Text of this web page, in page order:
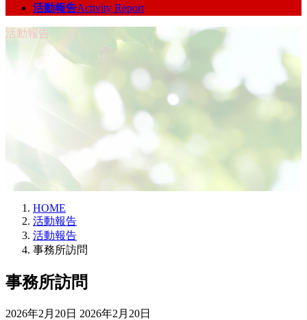
活動報告Activity Report
活動報告
HOME
活動報告
活動報告
事務所訪問
事務所訪問
2026年2月20日 最
2026年2月20日